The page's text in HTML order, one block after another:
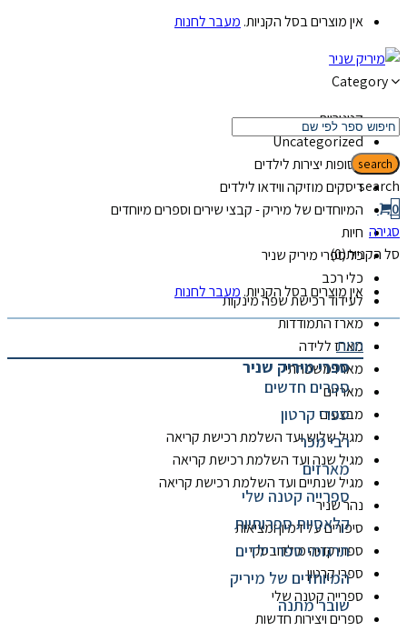
אין מוצרים בסל הקניות. מעבר לחנות
Category
קטגוריות
Uncategorized
אסופות יצירות לילדים
דיסקים מוזיקה ווידאו לילדים
המיוחדים של מיריק - קבצי שירים וספרים מיוחדים
חיות
כל ספרי מיריק שניר
כלי רכב
לעידוד רכישת שפה מינקות
מארז התמודדות
מארז ללידה
מארז משפחתי
מארזים
מבצעים
מגיל שלוש ועד השלמת רכישת קריאה
מגיל שנה ועד השלמת רכישת קריאה
מגיל שנתיים ועד השלמת רכישת קריאה
נהר שניר
סיפורים על דמיון ומציאות
ספרי קדיה מולדובסקי
ספרי קרטון
ספרייה קטנה שלי
ספרים ויצירות חדשות
search
search
0
סגירה
סל הקניות(0)
אין מוצרים בסל הקניות. מעבר לחנות
חנות
ספרי מיריק שניר
ספרים חדשים
ספרי קרטון
רבי מכר
מארזים
ספרייה קטנה שלי
קלאסיות ספרותיות
תרגומי ספרי ילדים
המיוחדים של מיריק
שובר מתנה